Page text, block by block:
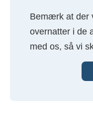
Bemærk at der
overnatter i de
med os, så vi